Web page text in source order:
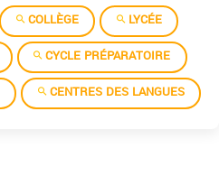
COLLÈGE
LYCÉE
CYCLE PRÉPARATOIRE
CENTRES DES LANGUES